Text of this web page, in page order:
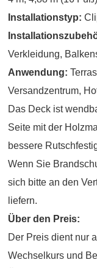
Installationstyp:
Verkleidung,
Anwendung:
Versandzentrum,
Das Deck ist
Seite mit der
bessere
Wenn Sie
sich bitte an den
liefern.
Über den Preis:
Der Preis dient nur
Wechselkurs und